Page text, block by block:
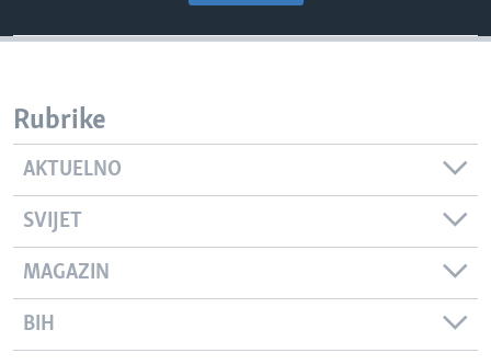
Rubrike
AKTUELNO
SVIJET
MAGAZIN
BIH